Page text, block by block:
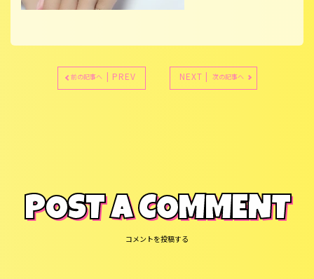
前の記事へ | PREV NEXT | 次の記事へ
POST A COMMENT
コメントを投稿する